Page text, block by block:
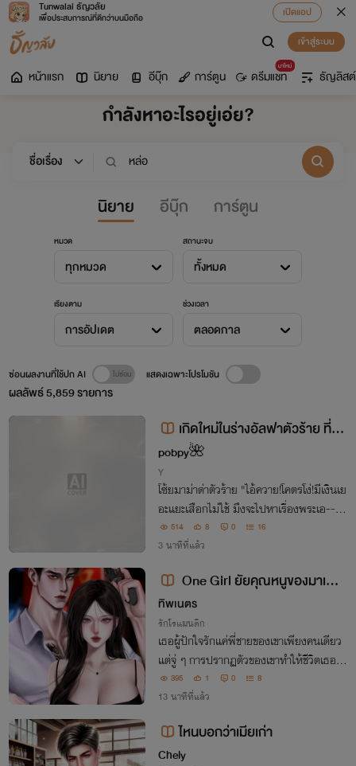
Tunwalai ธัญวลัย
เพื่อประสบการณ์ที่ดีกว่าบนมือถือ
เปิดแอป
เข้าสู่ระบบ
หน้าแรก นิยาย อีบุ๊ก การ์ตูน
มาใหม่
ดรีมแชท ธัญลิสต์
กำลังหาอะไรอยู่เอ่ย?
นิยาย อีบุ๊ก การ์ตูน
หมวด
ทุกหมวด
สถานะจบ
ทั้งหมด
เรียงตาม
การอัปเดต
ช่วงเวลา
ตลอดกาล
ผลลัพธ์5,859รายการ
ซ่อนผลงานที่ใช้ปก AI แสดงเฉพาะโปรโมชัน
เกิดใหม่ในร่างอัลฟาตัวร้าย ที่พ
ระเอกฆ่าตายตั้งแต่ต้นเรื่อง
pobpy🌺
Y
โซ้ยมาม่าด่าตัวร้าย "ไอ้ควาย!โคตรโง่!มีเงินเย
อะแยะเสือกไม่ใช้ มึงจะไปหาเรื่องพระเอ--แค่
กๆ อ่อก!" รู้สึกตัวอีกที... "ม่ายยย! กูจะอยู่ใ
นร่างใครก็ได้ที่ไม่ใช่มึง!" สุดท้ายภารกิจหนีต
514 8 0 16
3 นาทีที่แล้ว
One Girl ยัยคุณหนูของมาเฟีย
(อ่านฟรี)
ทิพเนตร
รักโรแมนติก
เธอผู้ปักใจรักแค่พี่ชายของเขาเพียงคนเดียว
แต่จู่ ๆ การปรากฏตัวของเขาทำให้ชีวิตเธอต้
องเปลี่ยนไปตลอดกาล ลูกชายเพื่อนแม่คน
นี้ที่คอยตามใจเธอตลอด ถึงเวลาที่เธอต้องต
ธอ
395 1 0 8
13 นาทีที่แล้ว
ไหนบอกว่าเมียเก่า
Chely